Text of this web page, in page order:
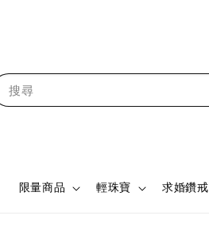
搜尋
限量商品 輕珠寶 求婚鑽戒